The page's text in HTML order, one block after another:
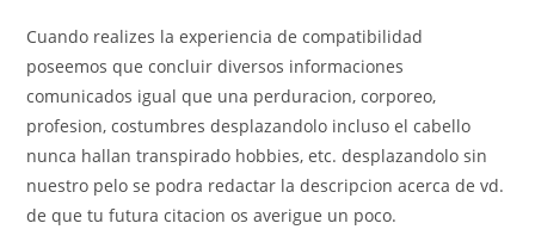
Cuando realizes la experiencia de compatibilidad
poseemos que concluir diversos informaciones
comunicados igual que una perduracion, corporeo,
profesion, costumbres desplazandolo incluso el cabello
nunca hallan transpirado hobbies, etc. desplazandolo sin
nuestro pelo se podra redactar la descripcion acerca de vd.
de que tu futura citacion os averigue un poco.